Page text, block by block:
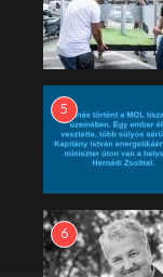
5
6